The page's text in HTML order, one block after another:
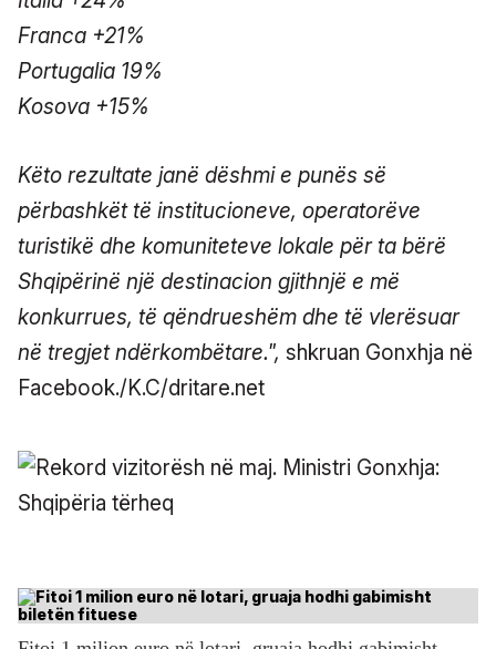
Franca +21%
Portugalia 19%
Kosova +15%
Këto rezultate janë dëshmi e punës së
përbashkët të institucioneve, operatorëve
turistikë dhe komuniteteve lokale për ta bërë
Shqipërinë një destinacion gjithnjë e më
konkurrues, të qëndrueshëm dhe të vlerësuar
në tregjet ndërkombëtare.", shkruan Gonxhja në
Facebook./K.C/dritare.net